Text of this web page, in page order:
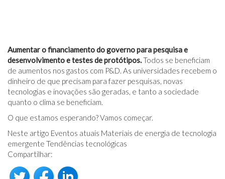
Aumentar o financiamento do governo para pesquisa e
desenvolvimento e testes de protótipos.Todos se beneficiam
de aumentos nos gastos com P&D. As universidades recebem o
dinheiro de que precisam para fazer pesquisas, novas
tecnologias e inovações são geradas, e tanto a sociedade
quanto o clima se beneficiam.
O que estamos esperando? Vamos começar.
Neste artigo Eventos atuais Materiais de energia de tecnologia
emergente Tendências tecnológicas
Compartilhar: